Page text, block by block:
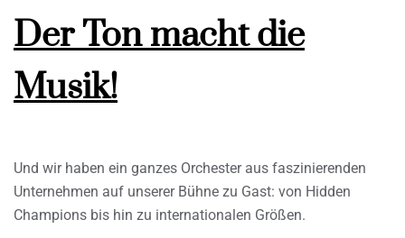
Der Ton macht die
Musik!
Und wir haben ein ganzes Orchester aus faszinierenden
Unternehmen auf unserer Bühne zu Gast: von Hidden
Champions bis hin zu internationalen Größen.